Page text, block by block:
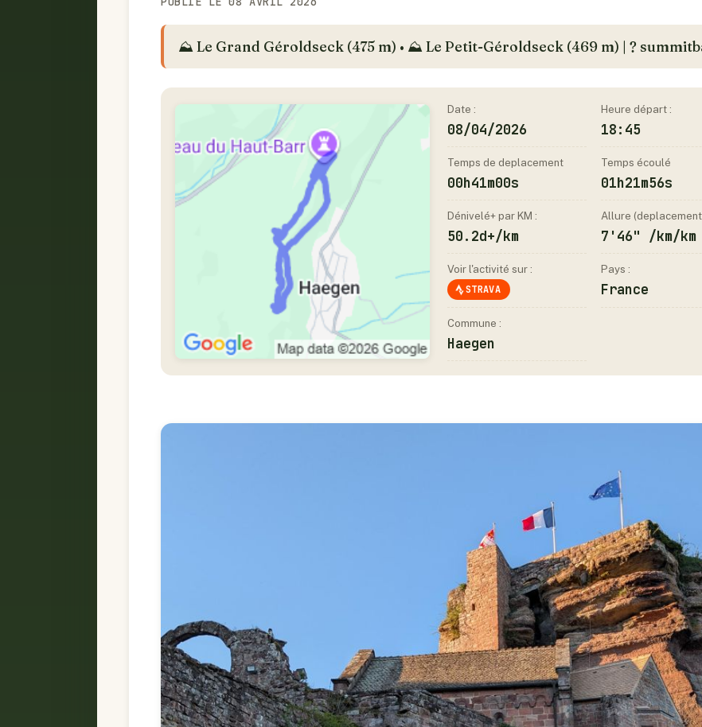
⛰️ Le Grand Géroldseck (475 m) • ⛰️ Le Petit-Géroldseck (469 m) | ?
Date :
08/04/2026
Heure départ :
18:45
Temps de deplacement
00h41m00s
Temps écoulé
01h21m56s
Dénivelé+ par KM :
50.2d+/km
Allure
7'46" /km/km
Voir l'activité sur :
STRAVA
Pays :
France
Commune :
Haegen